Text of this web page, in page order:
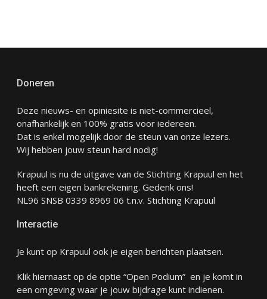
Doneren
Deze nieuws- en opiniesite is niet-commercieel,
onafhankelijk en 100% gratis voor iedereen.
Dat is enkel mogelijk door de steun van onze lezers.
Wij hebben jouw steun hard nodig!
Krapuul is nu de uitgave van de Stichting Krapuul en het
heeft een eigen bankrekening. Gedenk ons!
NL96 SNSB 0339 8969 06 t.n.v. Stichting Krapuul
Interactie
Je kunt op Krapuul ook je eigen berichten plaatsen.
Klik hiernaast op de optie “Open Podium” en je komt in
een omgeving waar je jouw bijdrage kunt indienen.